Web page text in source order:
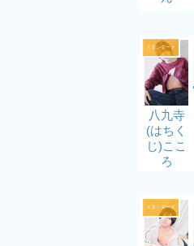
スタンダード
八九寺
(はちく
じ)ここ
ろ
スタンダード